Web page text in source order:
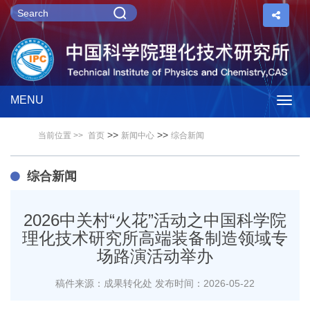
MENU
当前位置 >> 首页 >> 新闻中心 >> 综合新闻
综合新闻
2026中关村“火花”活动之中国科学院
理化技术研究所高端装备制造领域专
场路演活动举办
稿件来源：成果转化处 发布时间：2026-05-22